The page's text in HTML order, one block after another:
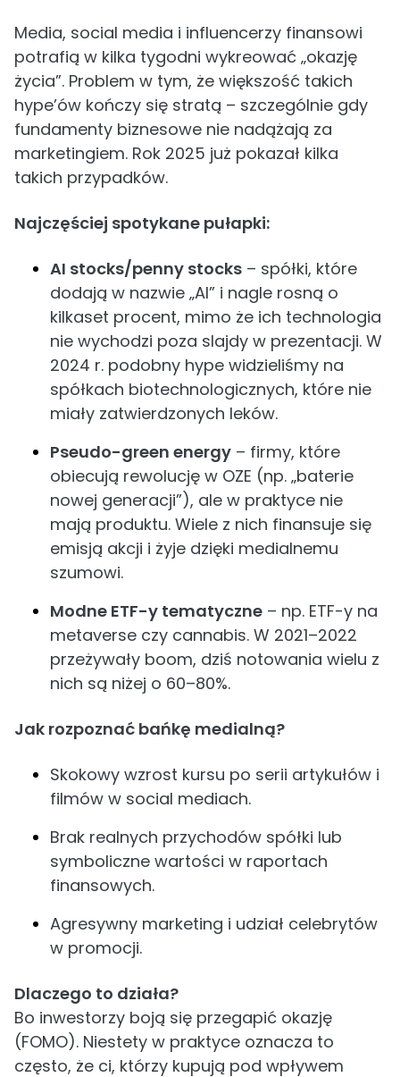
Media, social media i influencerzy finansowi
potrafią w kilka tygodni wykreować „okazję
życia”. Problem w tym, że większość takich
hype’ów kończy się stratą – szczególnie gdy
fundamenty biznesowe nie nadążają za
marketingiem. Rok 2025 już pokazał kilka
takich przypadków.
Najczęściej spotykane pułapki:
AI stocks/penny stocks – spółki, które
dodają w nazwie „AI” i nagle rosną o
kilkaset procent, mimo że ich technologia
nie wychodzi poza slajdy w prezentacji. W
2024 r. podobny hype widzieliśmy na
spółkach biotechnologicznych, które nie
miały zatwierdzonych leków.
Pseudo-green energy – firmy, które
obiecują rewolucję w OZE (np. „baterie
nowej generacji”), ale w praktyce nie
mają produktu. Wiele z nich finansuje się
emisją akcji i żyje dzięki medialnemu
szumowi.
Modne ETF-y tematyczne – np. ETF-y na
metaverse czy cannabis. W 2021–2022
przeżywały boom, dziś notowania wielu z
nich są niżej o 60–80%.
Jak rozpoznać bańkę medialną?
Skokowy wzrost kursu po serii artykułów i
filmów w social mediach.
Brak realnych przychodów spółki lub
symboliczne wartości w raportach
finansowych.
Agresywny marketing i udział celebrytów
w promocji.
Dlaczego to działa?
Bo inwestorzy boją się przegapić okazję
(FOMO). Niestety w praktyce oznacza to
często, że ci, którzy kupują pod wpływem